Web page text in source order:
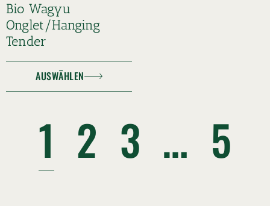
Bio Wagyu
Onglet/Hanging
Tender
AUSWÄHLEN
1 2 3 … 5